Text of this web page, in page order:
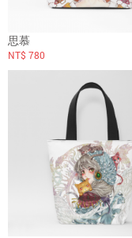
思慕
NT$ 780